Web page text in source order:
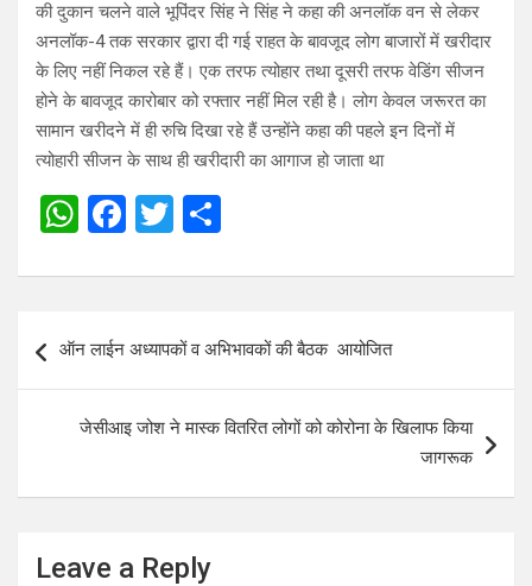
की दुकान चलने वाले भूपिंदर सिंह ने सिंह ने कहा की अनलॉक वन से लेकर
अनलॉक-4 तक सरकार द्वारा दी गई राहत के बावजूद लोग बाजारों में खरीदार
के लिए नहीं निकल रहे हैं। एक तरफ त्योहार तथा दूसरी तरफ वेडिंग सीजन
होने के बावजूद कारोबार को रफ्तार नहीं मिल रही है। लोग केवल जरूरत का
सामान खरीदने में ही रुचि दिखा रहे हैं उन्होंने कहा की पहले इन दिनों में
त्योहारी सीजन के साथ ही खरीदारी का आगाज हो जाता था
W
at
A
p
p
F
ce
o
o
k
T
tt
er
ar
e
navigation
ऑन लाईन अध्यापकों व अभिभावकों की बैठक आयोजित
जेसीआइ जोश ने मास्क वितरित लोगों को कोरोना के खिलाफ किया
जागरूक
Leave a Reply